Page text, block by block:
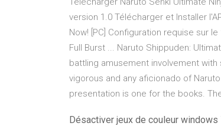
version 1.0 Télécharger et Installer
Now! [PC] Configuration requise sur
Full Burst ... Naruto Shippuden:
battling amusement involvement
vigorous and any aficionado of
presentation is one for the books.
Désactiver jeux de couleur windows